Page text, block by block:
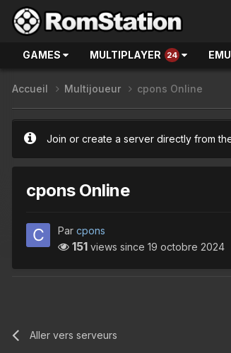
GAMES MULTIPLAYER 24
Accueil Multijoueur cpons Online
Join or create a server directly from
cpons Online
Par cpons
151 views since 19 octobre 2024
Aller vers serveurs